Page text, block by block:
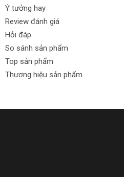
Ý tưởng hay
Review đánh giá
Hỏi đáp
So sánh sản phẩm
Top sản phẩm
Thương hiệu sản phẩm